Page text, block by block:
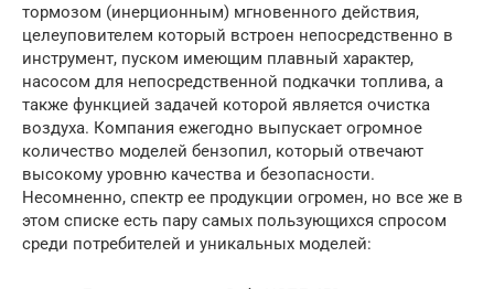
тормозом (инерционным) мгновенного действия,
целеуповителем который встроен непосредственно в
инструмент, пуском имеющим плавный характер,
насосом для непосредственной подкачки топлива, а
также функцией задачей которой является очистка
воздуха. Компания ежегодно выпускает огромное
количество моделей бензопил, который отвечают
высокому уровню качества и безопасности.
Несомненно, спектр ее продукции огромен, но все же в
этом списке есть пару самых пользующихся спросом
среди потребителей и уникальных моделей: